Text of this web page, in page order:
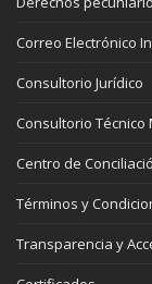
Correo Electrónico
Consultorio Jurídico
Consultorio Técnico
Centro de
Términos y
Transparencia y